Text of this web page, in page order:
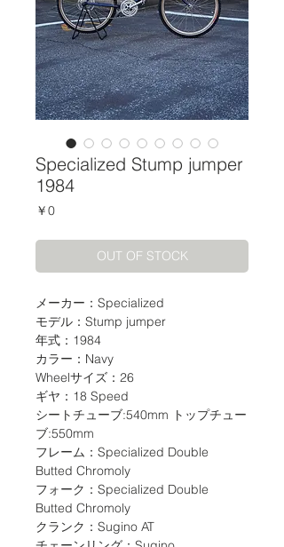
Specialized Stump jumper
1984
￥0価
OUT OF STOCK
メーカー：Specialized
モデル：Stump jumper
年式：1984
カラー：Navy
Wheelサイズ：26
ギヤ：18 Speed
シートチューブ:540mm トップチュー
ブ:550mm
フレーム：Specialized Double
Butted Chromoly
フォーク：Specialized Double
Butted Chromoly
クランク：Sugino AT